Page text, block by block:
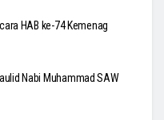
HAB ke-74 Kemenag
Nabi Muhammad SAW